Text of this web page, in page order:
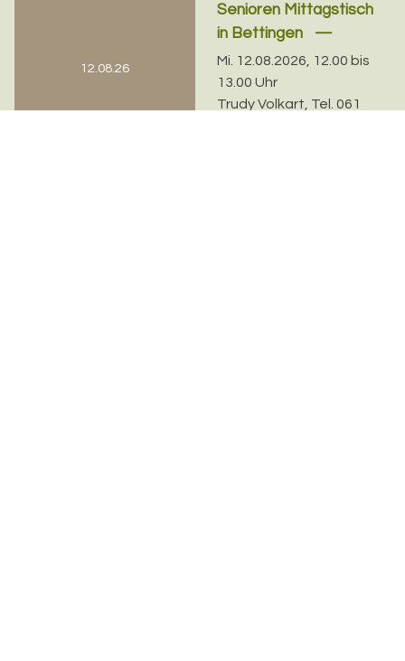
12.08.26
Senioren Mittagstisch
in Bettingen
Mi. 12.08.2026, 12.00 bis
13.00 Uhr
Trudy Volkart, Tel. 061